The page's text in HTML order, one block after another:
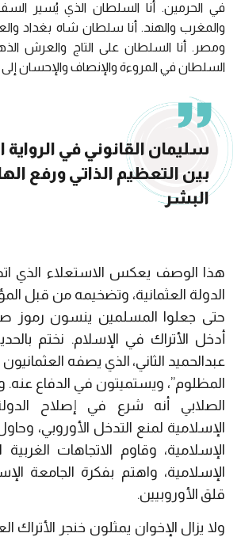
في الحرمين. أنا السلطان الذي يُسير
والمغرب والهند. أنا سلطان شاه بغداد
ومصر. أنا السلطان على التاج والعرش
السلطان في المروءة والإنصاف والإحسان
سليمان القانوني في الرواية
بين التعظيم الذاتي ورفع
البشر
هذا الوصف يعكس الاستعلاء الذي
الدولة العثمانية، وتضخيمه من قبل
حتى جعلوا المسلمين ينسون رموز
أدخل الأتراك في الإسلام. نختم
عبدالحميد الثاني، الذي يصفه
المظلوم”، ويستميتون في الدفاع عنه.
الصلابي أنه شرع في إصلاح
الإسلامية لمنع التدخل الأوروبي،
الإسلامية، وقاوم الاتجاهات الغربية
الإسلامية، واهتم بفكرة الجامعة
قلق الأوروبيين.
ولا يزال الإخوان يمثلون خنجر الأتراك